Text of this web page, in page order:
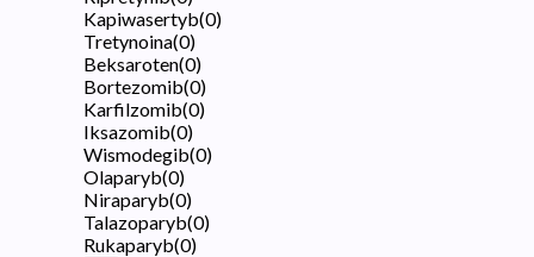
Kapiwasertyb(0)
Tretynoina(0)
Beksaroten(0)
Bortezomib(0)
Karfilzomib(0)
Iksazomib(0)
Wismodegib(0)
Olaparyb(0)
Niraparyb(0)
Talazoparyb(0)
Rukaparyb(0)